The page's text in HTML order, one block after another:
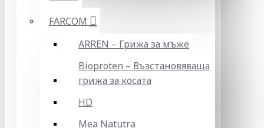
FARCOM
ARREN – Грижа за мъже
Bioproten – Възстановяваща
грижа за косата
HD
Mea Natutra